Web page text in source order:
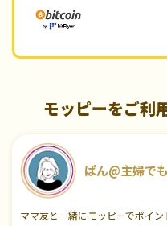
モッピーをご利
ぱん@主婦で
ママ友と一緒にモッピーでポイ